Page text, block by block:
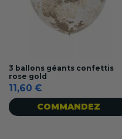
3 ballons géants confettis
rose gold
11,60 €
COMMANDEZ